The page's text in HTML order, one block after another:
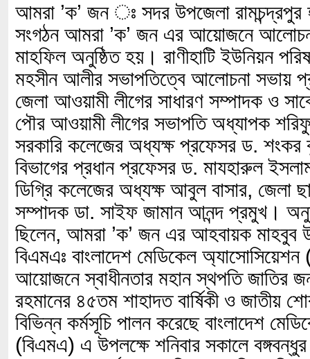
আমরা ’ক’ জন ঃ সদর উপজেলা রামচন্দ্রপুর
সংগঠন আমরা ’ক’ জন এর আয়োজনে
মাহফিল অনুষ্ঠিত হয়। রাণীহাটি ইউনিয়ন
মহসীন আলীর সভাপতিত্বে আলোচনা সভায়
জেলা আওয়ামী লীগের সাধারণ সম্পাদক ও
পৌর আওয়ামী লীগের সভাপতি অধ্যাপক
সরকারি কলেজের অধ্যক্ষ প্রফেসর ড. শংকর
বিভাগের প্রধান প্রফেসর ড. মাযহারুল
ডিগ্রি কলেজের অধ্যক্ষ আবুল বাসার, জেলা
সম্পাদক ডা. সাইফ জামান আনন্দ প্রমুখ।
ছিলেন, আমরা ’ক’ জন এর আহবায়ক মাহবুব
বিএমএঃ বাংলাদেশ মেডিকেল
আয়োজনে স্বাধীনতার মহান স্থপতি জাতির
রহমানের ৪৫তম শাহাদত বার্ষিকী ও জাতীয়
বিভিন্ন কর্মসূচি পালন করেছে বাংলাদেশ
(বিএমএ) এ উপলক্ষে শনিবার সকালে